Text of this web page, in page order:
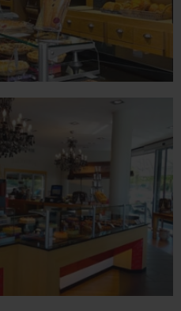
Romans sur Isère
26 80